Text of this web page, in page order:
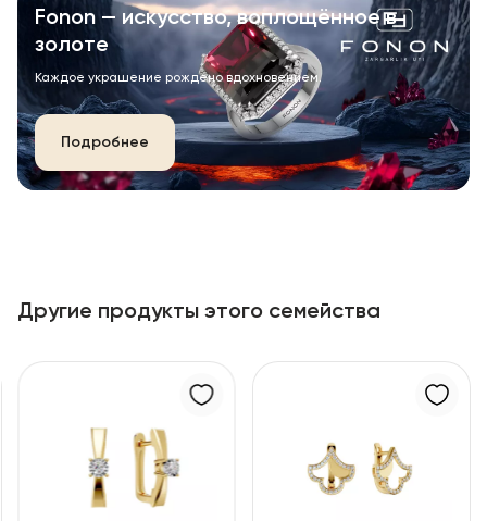
Fonon — искусство, воплощённое в
золоте
Каждое украшение рождено вдохновением.
Подробнее
Другие продукты этого семейства